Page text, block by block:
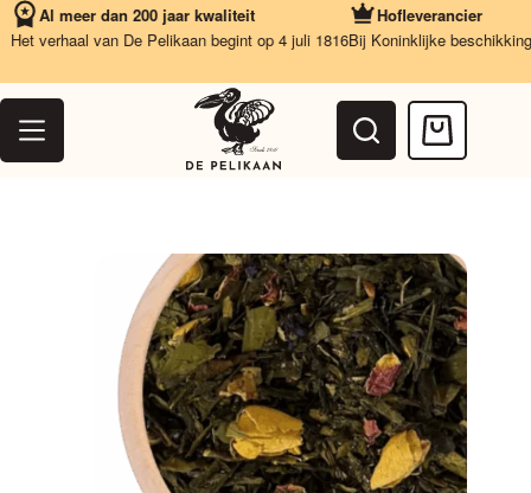
Ga
naar
inhoud
Al meer dan 200 jaar kwaliteit
verhaal van De Pelikaan begint op 4 juli 1816
Hofleverancier
Bij Koninklijke beschikking